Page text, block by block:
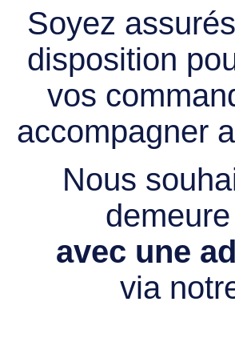
Soyez
disposition
vos
accompagner
Nous
avec une
via